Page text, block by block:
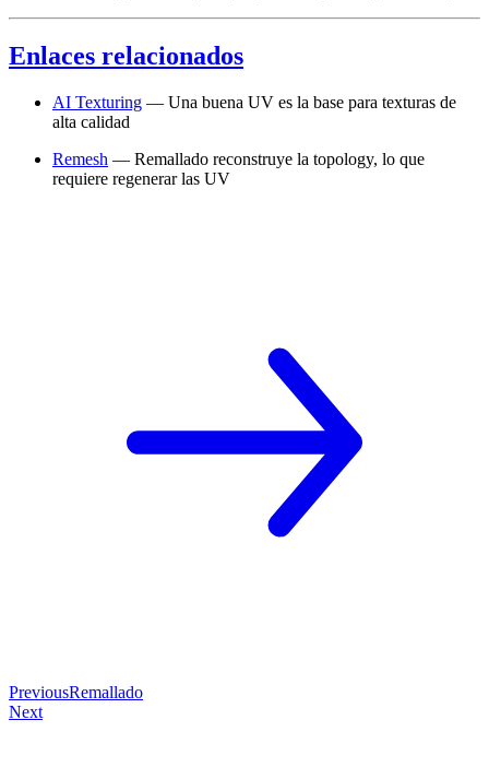
Enlaces relacionados
AI Texturing — Una buena UV es la base para texturas de
alta calidad
Remesh — Remallado reconstruye la topology, lo que
requiere regenerar las UV
PreviousRemallado
Next